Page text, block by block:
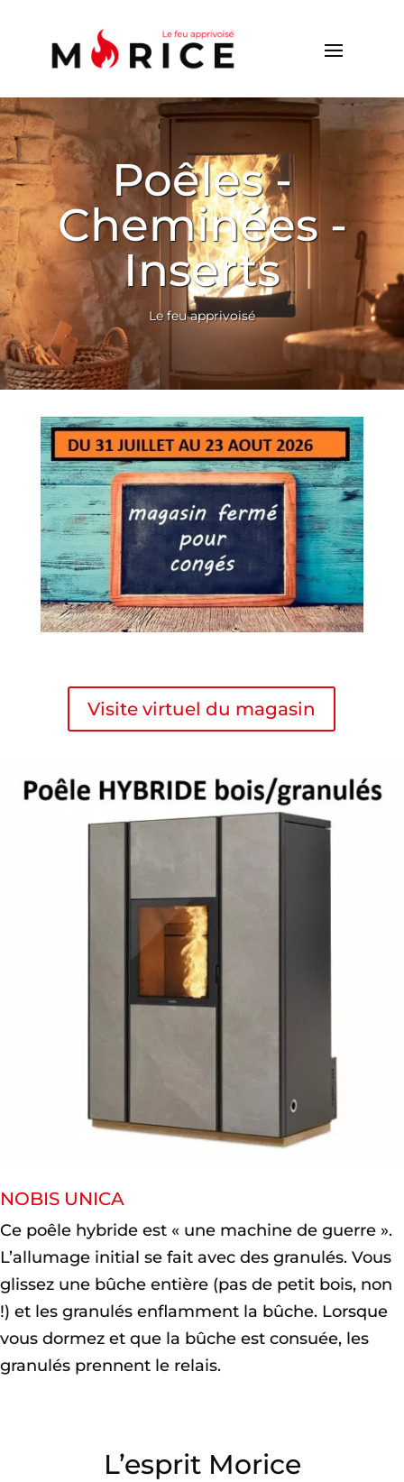
Poêles -
Cheminées -
Inserts
Le feu apprivoisé
Visite virtuel du magasin
NOBIS UNICA
Ce poêle hybride est « une machine de guerre ».
L’allumage initial se fait avec des granulés. Vous
glissez une bûche entière (pas de petit bois, non
!) et les granulés enflamment la bûche. Lorsque
vous dormez et que la bûche est consuée, les
granulés prennent le relais.
L’esprit Morice